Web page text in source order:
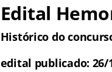
Edital
Histórico do
edital publicado: 26/